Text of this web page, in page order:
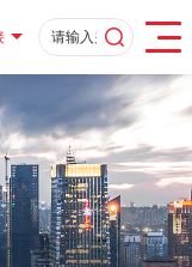
·
合资保险机构奖”